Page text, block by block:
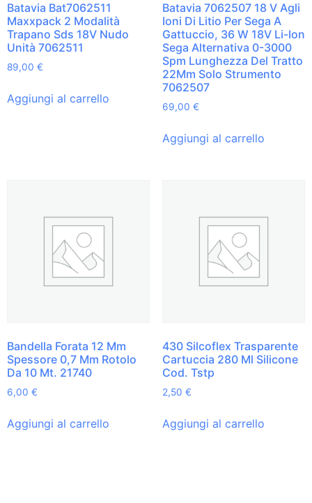
Batavia Bat7062511
Maxxpack 2 Modalità
Trapano Sds 18V Nudo
Unità 7062511
89,00 €
Aggiungi al carrello
Batavia 7062507 18 V Agli
Ioni Di Litio Per Sega A
Gattuccio, 36 W 18V Li-Ion
Sega Alternativa 0-3000
Spm Lunghezza Del Tratto
22Mm Solo Strumento
7062507
69,00 €
Aggiungi al carrello
Bandella Forata 12 Mm
Spessore 0,7 Mm Rotolo
Da 10 Mt. 21740
6,00 €
Aggiungi al carrello
430 Silcoflex Trasparente
Cartuccia 280 Ml Silicone
Cod. Tstp
2,50 €
Aggiungi al carrello